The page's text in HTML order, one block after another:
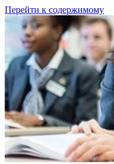
Перейти к содержимому